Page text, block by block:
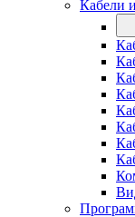
Кабели